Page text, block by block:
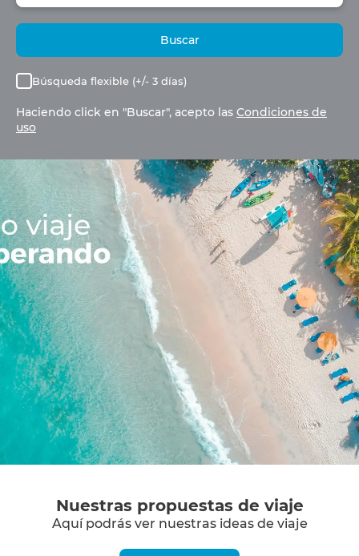
Buscar
Búsqueda flexible (+/- 3 días)
Haciendo click en "Buscar", acepto las Condiciones de
uso
Nuestras propuestas de viaje
Aquí podrás ver nuestras ideas de viaje